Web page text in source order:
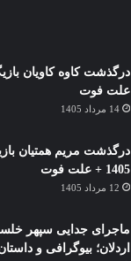
درگذشت کاوه کاویان
علت فوت
14 مرداد 1405
1405 + علت فوت
12 مرداد 1405
ماجرای جدایی سپهر
اردلان؛ بیوگرافی و